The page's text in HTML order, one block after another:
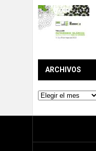
ARCHIVOS
Archivos